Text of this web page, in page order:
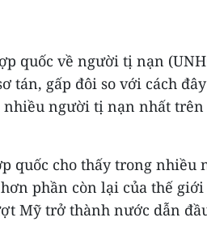
quốc về người tị nạn
tán, gấp đôi so với cách
nhiều người tị nạn nhất
quốc cho thấy trong nhiều
phần còn lại của thế
Mỹ trở thành nước dẫn